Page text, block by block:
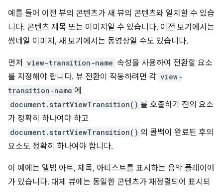
예를 들어 이전 뷰의 콘텐츠가 새 뷰의 콘텐츠와 일치할 수 있습
니다. 콘텐츠 제목 또는 이미지일 수 있습니다. 이전 보기에서는
썸네일 이미지, 새 보기에서는 동영상일 수도 있습니다.
먼저 view-transition-name 속성을 사용하여 전환할 요소
를 지정해야 합니다. 뷰 전환이 작동하려면 각 view-
transition-name 에
document.startViewTransition() 를 호출하기 전의 요소
가 정확히 하나여야 하고
document.startViewTransition() 의 콜백이 완료된 후의
요소도 정확히 하나여야 합니다.
이 예에는 앨범 아트, 제목, 아티스트를 표시하는 음악 플레이어
가 있습니다. 대체 뷰에는 동일한 콘텐츠가 재정렬되어 표시되